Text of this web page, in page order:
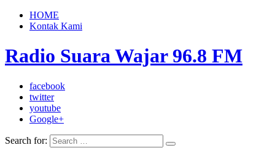
HOME
Kontak Kami
Radio Suara Wajar 96.8 FM
facebook
twitter
youtube
Google+
Search for: